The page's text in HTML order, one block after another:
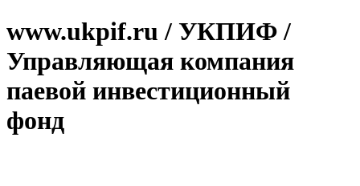
www.ukpif.ru / УКПИФ /
Управляющая компания
паевой инвестиционный
фонд